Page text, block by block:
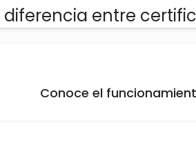
diferencia entre
Conoce el